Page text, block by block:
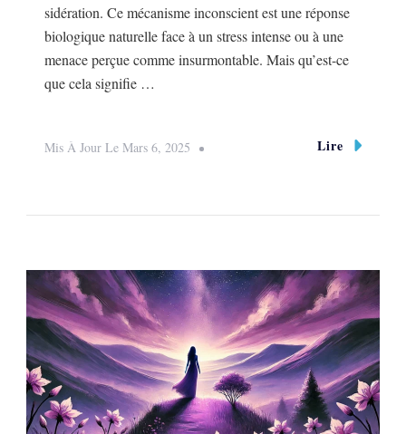
sidération. Ce mécanisme inconscient est une réponse
biologique naturelle face à un stress intense ou à une
menace perçue comme insurmontable. Mais qu’est-ce
que cela signifie …
Mis À Jour Le Mars 6, 2025 Lire